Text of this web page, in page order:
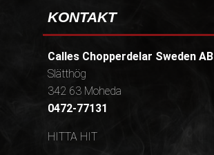
KONTAKT
Calles Chopperdelar Sweden AB
Slätthög
342 63 Moheda
0472-77131
HITTA HIT